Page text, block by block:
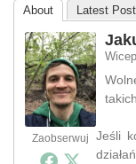
About Latest
Zaobserwuj
Jeśli